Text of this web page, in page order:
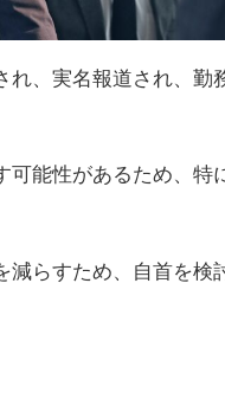
、実名報道され、勤
能性があるため、特
らすため、自首を検